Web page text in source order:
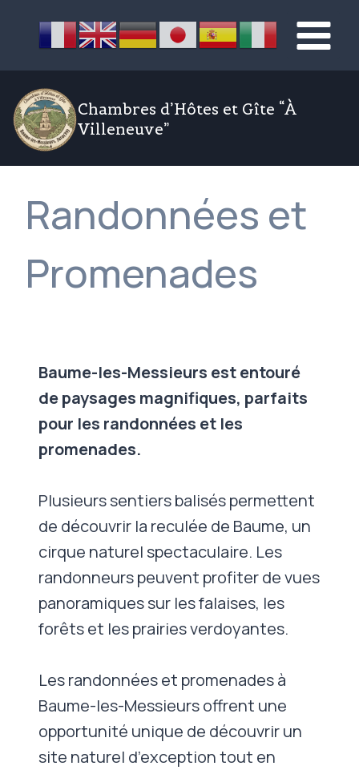
Chambres d’Hôtes et Gîte “À
Villeneuve”
Randonnées et
Promenades
Baume-les-Messieurs est entouré
de paysages magnifiques, parfaits
pour les randonnées et les
promenades.
Plusieurs sentiers balisés permettent
de découvrir la reculée de Baume, un
cirque naturel spectaculaire. Les
randonneurs peuvent profiter de vues
panoramiques sur les falaises, les
forêts et les prairies verdoyantes.
Les randonnées et promenades à
Baume-les-Messieurs offrent une
opportunité unique de découvrir un
site naturel d’exception tout en